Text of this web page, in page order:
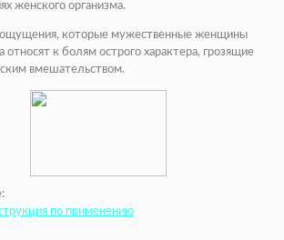
женского организма.
которые мужественные женщины
относят к болям острого характера, грозящие
вмешательством.
по применению